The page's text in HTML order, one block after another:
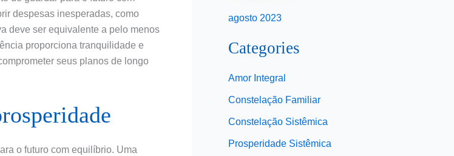
despesas inesperadas, como
deve ser equivalente a pelo menos
proporciona tranquilidade e
seus planos de longo
o futuro com equilíbrio. Uma
agosto 2023
Categories
Amor Integral
Constelação Familiar
Constelação Sistêmica
Prosperidade Sistêmica